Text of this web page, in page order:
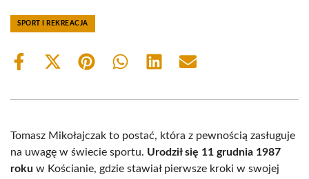
SPORT I REKREACJA
Share
Share
(Twitter)
Share Share Share Share
Tomasz Mikołajczak to postać, która z pewnością zasługuje
na uwagę w świecie sportu. Urodził się 11 grudnia 1987
roku w Kościanie, gdzie stawiał pierwsze kroki w swojej